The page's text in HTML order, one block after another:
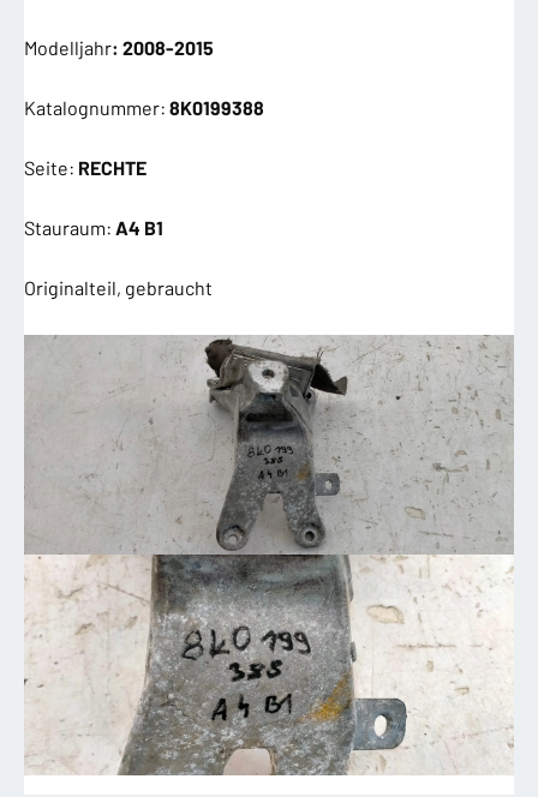
Modelljahr: 2008-2015
Katalognummer: 8K0199388
Seite: RECHTE
Stauraum: A4 B1
Originalteil, gebraucht